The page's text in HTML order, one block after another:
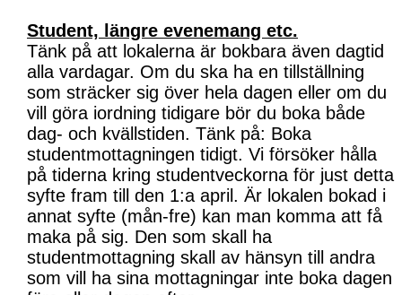
Student, längre evenemang etc.
Tänk på att lokalerna är bokbara även dagtid
alla vardagar. Om du ska ha en tillställning
som sträcker sig över hela dagen eller om du
vill göra iordning tidigare bör du boka både
dag- och kvällstiden. Tänk på: Boka
studentmottagningen tidigt. Vi försöker hålla
på tiderna kring studentveckorna för just detta
syfte fram till den 1:a april. Är lokalen bokad i
annat syfte (mån-fre) kan man komma att få
maka på sig. Den som skall ha
studentmottagning skall av hänsyn till andra
som vill ha sina mottagningar inte boka dagen